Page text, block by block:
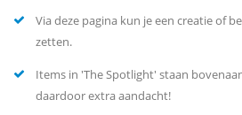
Via deze pagina kun je een creatie of
zetten.
Items in 'The Spotlight' staan
daardoor extra aandacht!